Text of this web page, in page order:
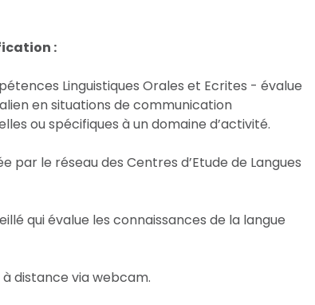
:
Linguistiques Orales et Ecrites - évalue
en situations de communication
ou spécifiques à un domaine d’activité.
par le réseau des Centres d’Etude de Langues
qui évalue les connaissances de la langue
distance via webcam.